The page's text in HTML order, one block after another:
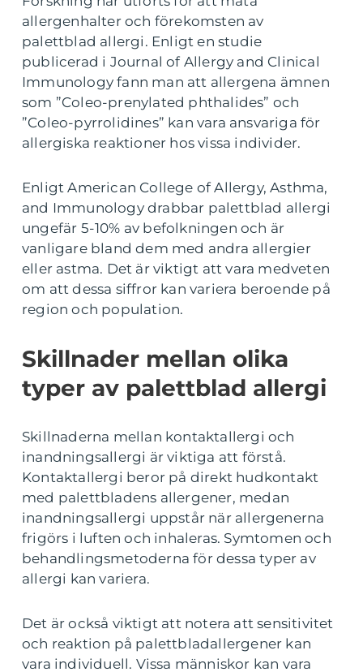
allergenhalter och förekomsten av
palettblad allergi. Enligt en studie
publicerad i Journal of Allergy and Clinical
Immunology fann man att allergena ämnen
som ”Coleo-prenylated phthalides” och
”Coleo-pyrrolidines” kan vara ansvariga för
allergiska reaktioner hos vissa individer.
Enligt American College of Allergy, Asthma,
and Immunology drabbar palettblad allergi
ungefär 5-10% av befolkningen och är
vanligare bland dem med andra allergier
eller astma. Det är viktigt att vara medveten
om att dessa siffror kan variera beroende på
region och population.
Skillnader mellan olika
typer av palettblad allergi
Skillnaderna mellan kontaktallergi och
inandningsallergi är viktiga att förstå.
Kontaktallergi beror på direkt hudkontakt
med palettbladens allergener, medan
inandningsallergi uppstår när allergenerna
frigörs i luften och inhaleras. Symtomen och
behandlingsmetoderna för dessa typer av
allergi kan variera.
Det är också viktigt att notera att sensitivitet
och reaktion på palettbladallergener kan
vara individuell. Vissa människor kan vara